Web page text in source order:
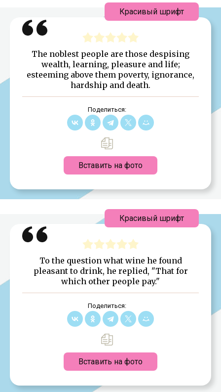
The noblest people are those despising
wealth, learning, pleasure and life;
esteeming above them poverty, ignorance,
hardship and death.
Поделиться:
Вставить на фото
Красивый шрифт
To the question what wine he found
pleasant to drink, he replied, "That for
which other people pay."
Поделиться:
Вставить на фото
Красивый шрифт